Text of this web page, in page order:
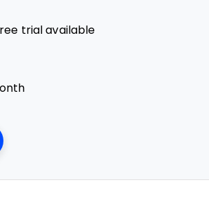
trial available